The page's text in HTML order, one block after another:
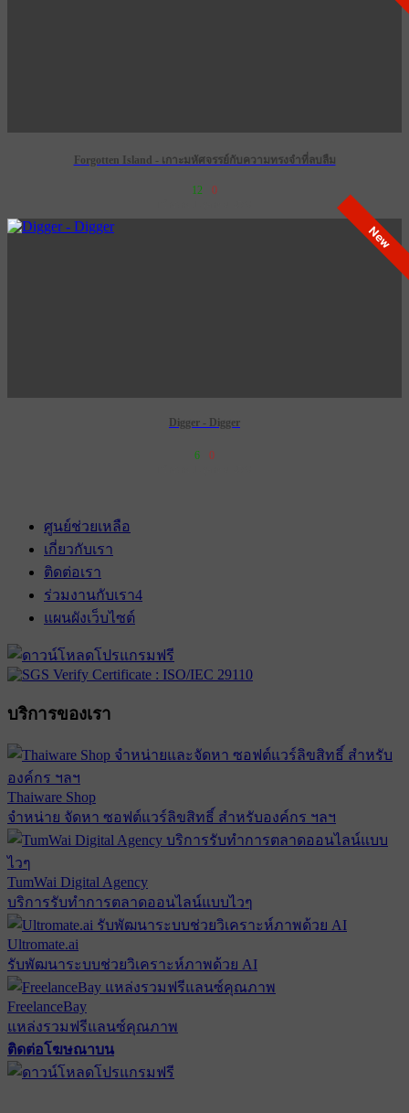
Forgotten Island - เกาะมหัศจรรย์กับความทรงจำที่ลบลืม
12 0
New
Digger - Digger
6 0
ศูนย์ช่วยเหลือ
เกี่ยวกับเรา
ติดต่อเรา
ร่วมงานกับเรา4
แผนผังเว็บไซต์
บริการของเรา
Thaiware Shop
จำหน่าย จัดหา ซอฟต์แวร์ลิขสิทธิ์ สำหรับองค์กร ฯลฯ
TumWai Digital Agency
บริการรับทำการตลาดออนไลน์แบบไวๆ
Ultromate.ai
รับพัฒนาระบบช่วยวิเคราะห์ภาพด้วย AI
FreelanceBay
แหล่งรวมฟรีแลนซ์คุณภาพ
ติดต่อโฆษณาบน